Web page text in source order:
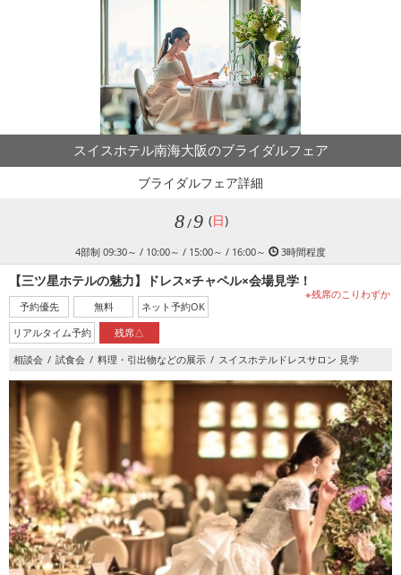
スイスホテル南海大阪のブライダルフェア
ブライダルフェア詳細
8/9 (日)
4部制 09:30～ / 10:00～ / 15:00～ / 16:00～ 3時間程度
【三ツ星ホテルの魅力】ドレス×チャペル×会場見学！
※残席のこりわずか
予約優先
無料
ネット予約OK
リアルタイム予約
残席△
相談会
試食会 料理・引出物などの展示 スイスホテルドレスサロン 見学